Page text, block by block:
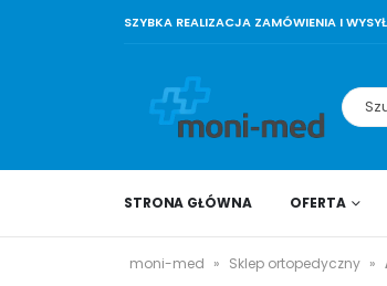
SZYBKA REALIZACJA ZAMÓWIENIA I
STRONA GŁÓWNA OFERTA
moni-med » Sklep ortopedyczny »